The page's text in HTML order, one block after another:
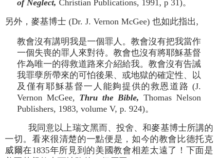
of Neglect, Christian Publications, 1991, p 31)。
另外，麥基博士 (Dr. J. Vernon McGee) 也如此指出,
教會沒有講明我是一個罪人。教會沒有把我當作
一個失喪的罪人來對待。教會也沒有將耶穌基督
作為唯一的得救道路來介紹給我。教會沒有告誡
我罪孽所帶來的可怕後果、或地獄的確定性、以
及僅有耶穌基督一人能夠提供的救恩道路 (J.
Vernon McGee, Thru the Bible, Thomas Nelson
Publishers, 1983, volume V, p. 924)。
我同意以上瑞文黑而、投舍、和麥基博士所講的
一切。看來很清楚的一點便是，如今的教會比德托克
威爾在1835年所見到的美國教會相差太遠了！下面是